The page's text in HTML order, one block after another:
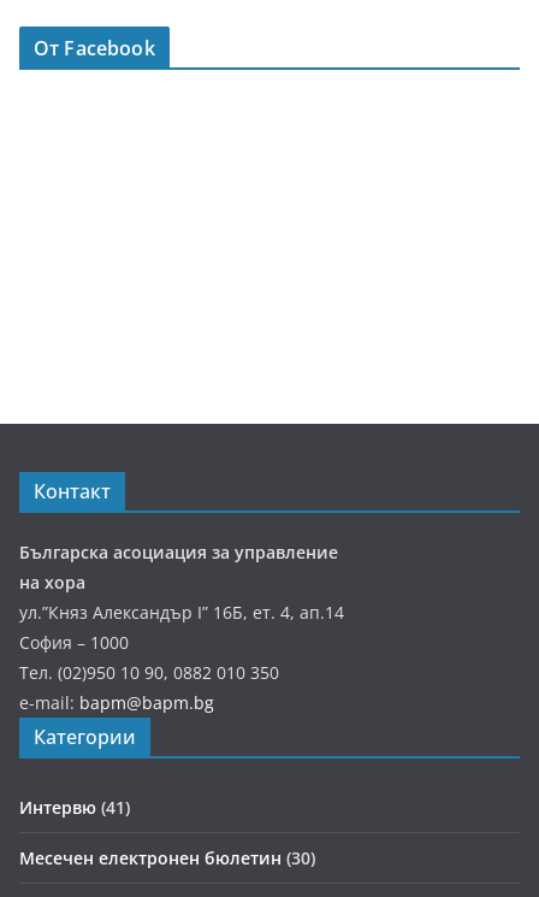
От Facebook
Контакт
Българска асоциация за управление
на хора
ул.”Княз Александър І” 16Б, ет. 4, ап.14
София – 1000
Тел. (02)950 10 90, 0882 010 350
e-mail: bapm@bapm.bg
Категории
Интервю (41)
Месечен електронен бюлетин (30)